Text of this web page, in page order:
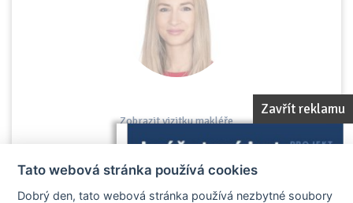
Zavřít reklamu
Zobrazit vizitku makléře
Tato webová stránka používá cookies
Dobrý den, tato webová stránka používá nezbytné soubory